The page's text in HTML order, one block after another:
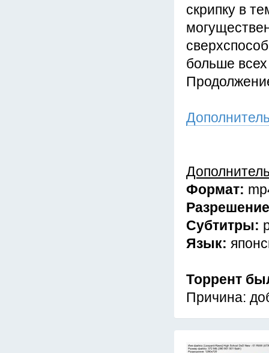
скрипку в
больше
Формат:
Субтитры:
Язык:
Торрент
Причина: